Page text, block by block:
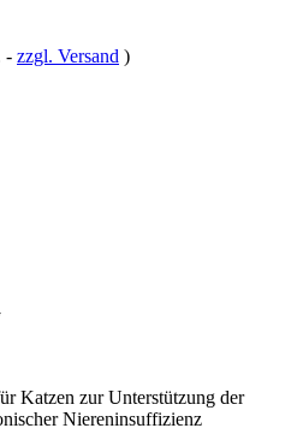
- zzgl. Versand )
Katzen zur Unterstützung der
Niereninsuffizienz